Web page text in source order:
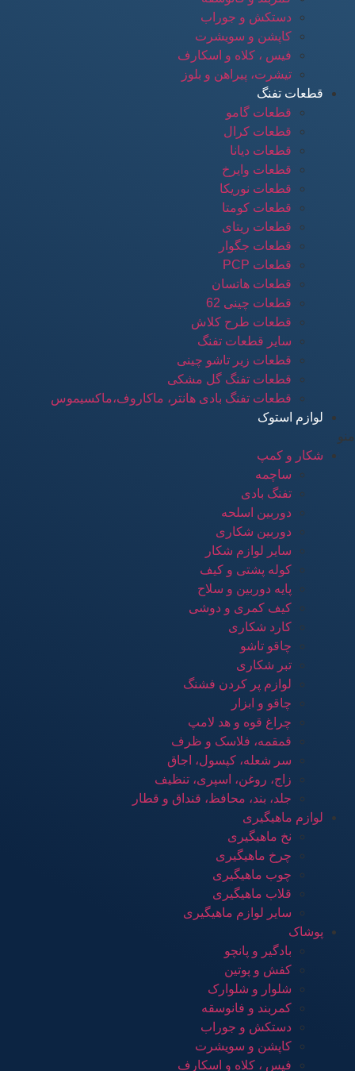
دستکش و جوراب
کاپشن و سویشرت
فیس ، کلاه و اسکارف
تیشرت، پیراهن و بلوز
قطعات تفنگ
قطعات گامو
قطعات کرال
قطعات دیانا
قطعات وایرخ
قطعات نوریکا
قطعات کومتا
قطعات ریتای
قطعات جگوار
قطعات PCP
قطعات هاتسان
قطعات چینی 62
قطعات طرح کلاش
سایر قطعات تفنگ
قطعات زیر تاشو چینی
قطعات تفنگ گل مشکی
قطعات تفنگ بادی هانتر، ماکاروف،ماکسیموس
لوازم استوک
منو
شکار و کمپ
ساچمه
تفنگ بادی
دوربین اسلحه
دوربین شکاری
سایر لوازم شکار
کوله پشتی و کیف
پایه دوربین و سلاح
کیف کمری و دوشی
کارد شکاری
چاقو تاشو
تبر شکاری
لوازم پر کردن فشنگ
چاقو و ابزار
چراغ قوه و هد لامپ
قمقمه، فلاسک و ظرف
سر شعله، کپسول، اجاق
زاج، روغن، اسپری، تنظیف
جلد، بند، محافظ، قنداق و قطار
لوازم ماهیگیری
نخ ماهیگیری
چرخ ماهیگیری
چوب ماهیگیری
قلاب ماهیگیری
سایر لوازم ماهیگیری
پوشاک
بادگیر و پانچو
کفش و پوتین
شلوار و شلوارک
کمربند و فانوسقه
دستکش و جوراب
کاپشن و سویشرت
فیس ، کلاه و اسکارف